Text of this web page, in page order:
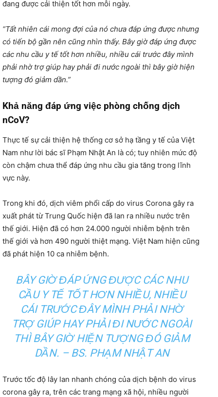
đang được cải thiện tốt hơn mỗi ngày.
“Tất nhiên cái mong đợi của nó chưa đáp ứng được nhưng
có tiến bộ gần nên cũng nhìn thấy. Bây giờ đáp ứng được
các nhu cầu y tế tốt hơn nhiều, nhiều cái trước đây mình
phải nhờ trợ giúp hay phải đi nước ngoài thì bây giờ hiện
tượng đó giảm dần.”
Khả năng đáp ứng việc phòng chống dịch
nCoV?
Thực tế sự cải thiện hệ thống cơ sở hạ tầng y tế của Việt
Nam như lời bác sĩ Phạm Nhật An là có; tuy nhiên mức độ
còn chậm chưa thể đáp ứng nhu cầu gia tăng trong lĩnh
vực này.
Trong khi đó, dịch viêm phổi cấp do virus Corona gây ra
xuất phát từ Trung Quốc hiện đã lan ra nhiều nước trên
thế giới. Hiện đã có hơn 24.000 người nhiễm bệnh trên
thế giới và hơn 490 người thiệt mạng. Việt Nam hiện cũng
đã phát hiện 10 ca nhiễm bệnh.
BÂY GIỜ ĐÁP ỨNG ĐƯỢC CÁC NHU
CẦU Y TẾ TỐT HƠN NHIỀU, NHIỀU
CÁI TRƯỚC ĐÂY MÌNH PHẢI NHỜ
TRỢ GIÚP HAY PHẢI ĐI NƯỚC NGOÀI
THÌ BÂY GIỜ HIỆN TƯỢNG ĐÓ GIẢM
DẦN. – BS. PHẠM NHẬT AN
Trước tốc độ lây lan nhanh chóng của dịch bệnh do virus
corona gây ra, trên các trang mạng xã hội, nhiều người